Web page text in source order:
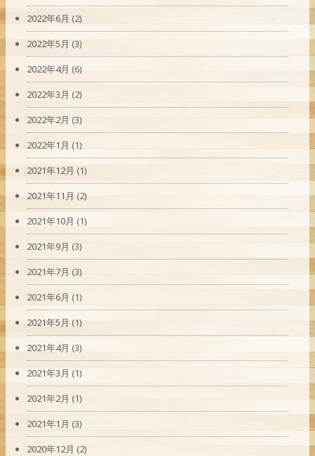
2022年6月 (2)
2022年5月 (3)
2022年4月 (6)
2022年3月 (2)
2022年2月 (3)
2022年1月 (1)
2021年12月 (1)
2021年11月 (2)
2021年10月 (1)
2021年9月 (3)
2021年7月 (3)
2021年6月 (1)
2021年5月 (1)
2021年4月 (3)
2021年3月 (1)
2021年2月 (1)
2021年1月 (3)
2020年12月 (2)